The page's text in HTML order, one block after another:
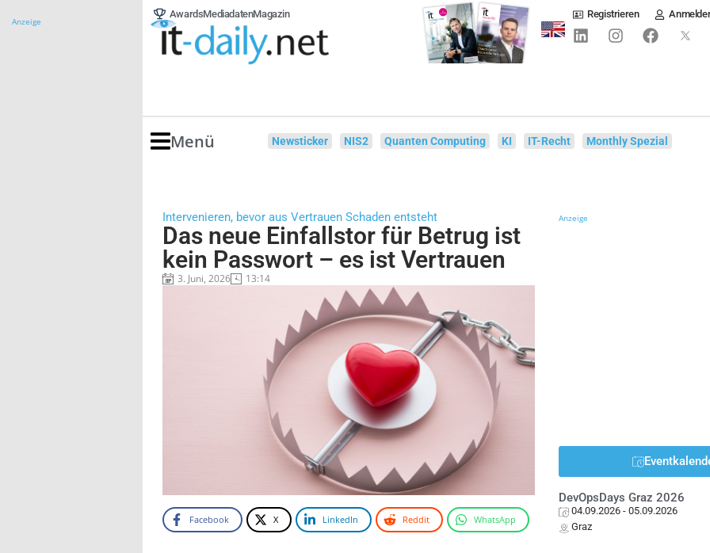
Anzeige
AwardsMediadatenMagazin Registrieren
Menü Newsticker NIS2 Quanten Computing KI IT-Recht Monthly Spezial
Intervenieren, bevor aus Vertrauen Schaden entsteht
Das neue Einfallstor für Betrug ist
kein Passwort – es ist Vertrauen
3. Juni, 2026 13:14
Facebook X LinkedIn Reddit WhatsApp
Anzeige
DevOpsDays Graz 2026
04.09.2026 - 05.09.2026
Graz